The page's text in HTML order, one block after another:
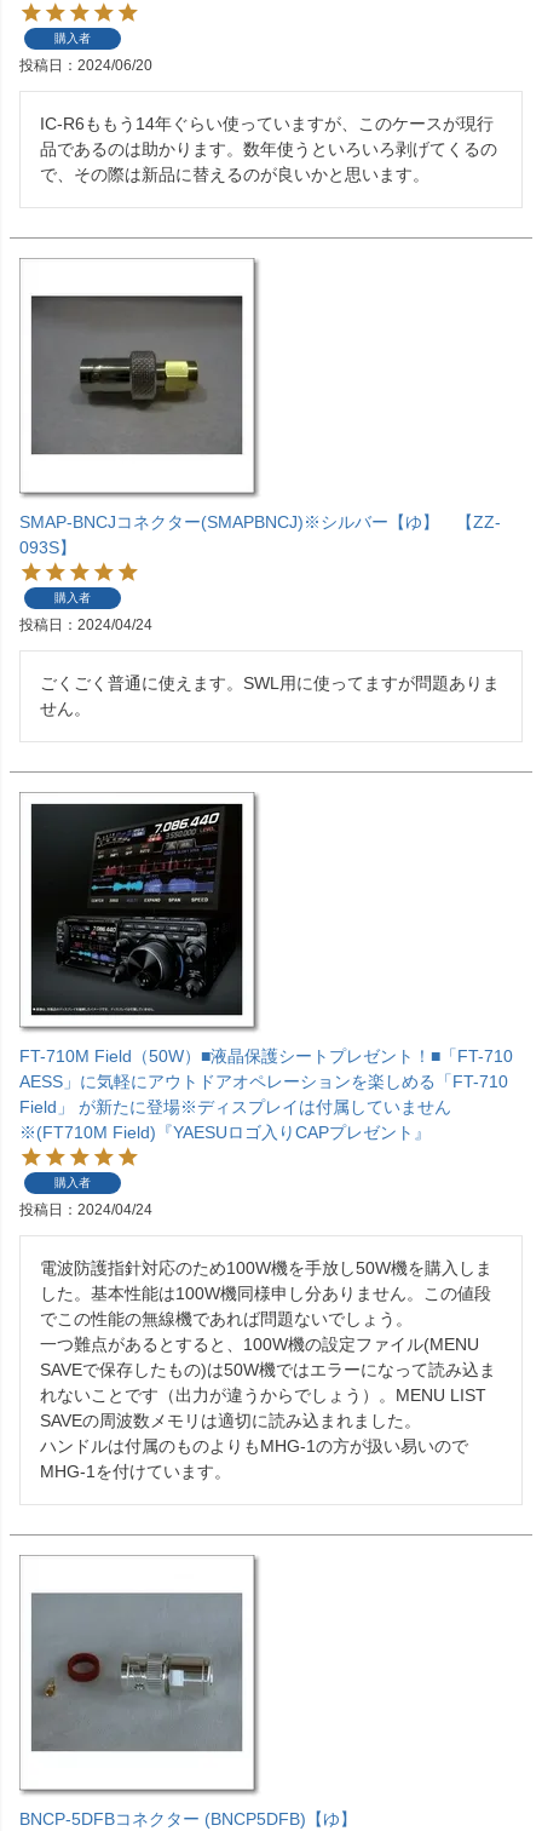
購入者
投稿日 2024/06/20
IC-R6ももう14年ぐらい使っていますが、このケースが現行
品であるのは助かります。数年使うといろいろ剥げてくるの
で、その際は新品に替えるのが良いかと思います。
SMAP-BNCJコネクター(SMAPBNCJ)※シルバー【ゆ】 【ZZ-
093S】
購入者
投稿日 2024/04/24
ごくごく普通に使えます。SWL用に使ってますが問題ありま
せん。
FT-710M Field（50W）■液晶保護シートプレゼント！■「FT-710
AESS」に気軽にアウトドアオペレーションを楽しめる「FT-710
Field」 が新たに登場※ディスプレイは付属していません
※(FT710M Field)『YAESUロゴ入りCAPプレゼント』
購入者
投稿日 2024/04/24
電波防護指針対応のため100W機を手放し50W機を購入しま
した。基本性能は100W機同様申し分ありません。この値段
でこの性能の無線機であれば問題ないでしょう。
一つ難点があるとすると、100W機の設定ファイル(MENU
SAVEで保存したもの)は50W機ではエラーになって読み込ま
れないことです（出力が違うからでしょう）。MENU LIST
SAVEの周波数メモリは適切に読み込まれました。
ハンドルは付属のものよりもMHG-1の方が扱い易いので
MHG-1を付けています。
BNCP-5DFBコネクター (BNCP5DFB)【ゆ】